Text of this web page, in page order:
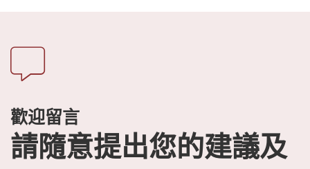
歡迎留言
請隨意提出您的建議及